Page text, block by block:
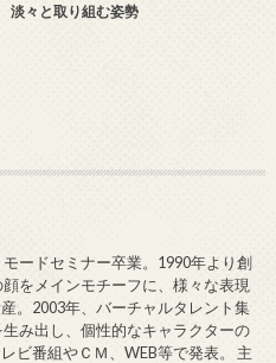
淡々と取り組む姿勢
ードセミナー卒業。1990年より創
をメインモチーフに、様々な表現
。2003年、バーチャルタレント集
み出し、個性的なキャラクターの
ビ番組やＣＭ、WEB等で発表。 主